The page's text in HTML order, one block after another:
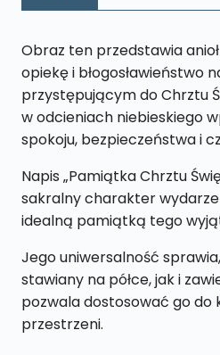
Obraz ten przedstawia
opiekę i błogosławieństwo
przystępującym do Chrztu
w odcieniach niebieskiego
spokoju, bezpieczeństwa i
Napis „Pamiątka Chrztu
sakralny charakter
idealną pamiątką tego
Jego uniwersalność
stawiany na półce, jak i
pozwala dostosować go do
przestrzeni.